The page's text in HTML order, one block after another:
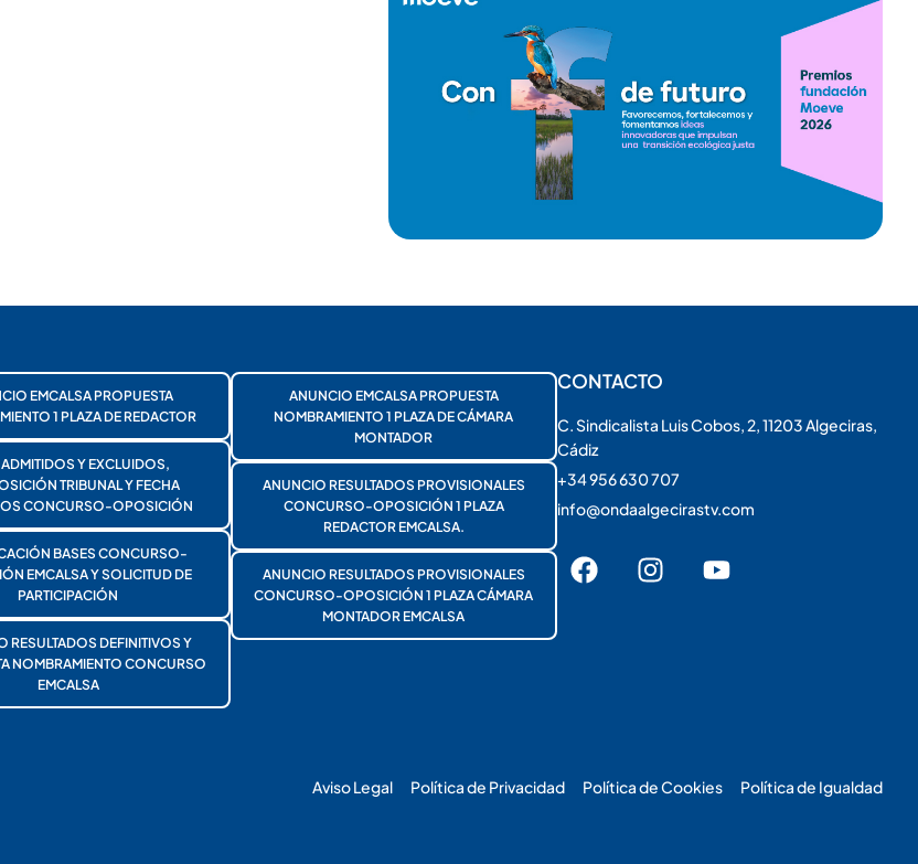
EMCALSA PROPUESTA
1 PLAZA DE REDACTOR
ADMITIDOS Y EXCLUIDOS,
TRIBUNAL Y FECHA
CONCURSO-OPOSICIÓN
BASES CONCURSO-
EMCALSA Y SOLICITUD DE
PARTICIPACIÓN
RESULTADOS DEFINITIVOS Y
NOMBRAMIENTO CONCURSO
EMCALSA
ANUNCIO EMCALSA PROPUESTA
NOMBRAMIENTO 1 PLAZA DE CÁMARA
MONTADOR
ANUNCIO RESULTADOS PROVISIONALES
CONCURSO-OPOSICIÓN 1 PLAZA
REDACTOR EMCALSA.
ANUNCIO RESULTADOS PROVISIONALES
CONCURSO-OPOSICIÓN 1 PLAZA CÁMARA
MONTADOR EMCALSA
CONTACTO
C. Sindicalista Luis Cobos, 2, 11203 Algeciras,
Cádiz
+34 956 630 707
info@ondaalgecirastv.com
Aviso Legal Política de Privacidad Política de Cookies Política de Igualdad